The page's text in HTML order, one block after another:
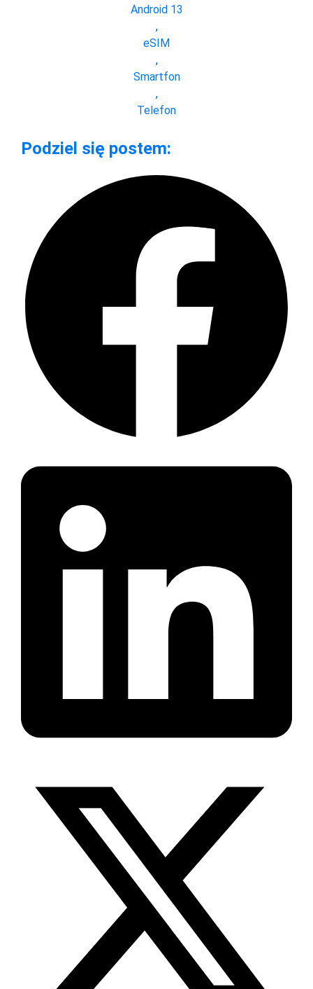
Android 13
,
eSIM
,
Smartfon
,
Telefon
Podziel się postem: